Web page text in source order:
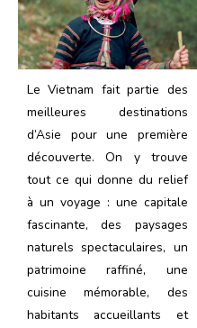
Le Vietnam fait partie des
meilleures destinations
d’Asie pour une première
découverte. On y trouve
tout ce qui donne du relief
à un voyage : une capitale
fascinante, des paysages
naturels spectaculaires, un
patrimoine raffiné, une
cuisine mémorable, des
habitants accueillants et